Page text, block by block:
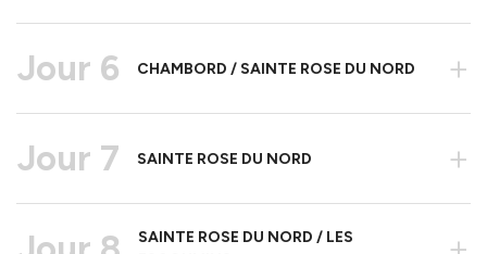
Jour 6 CHAMBORD / SAINTE ROSE DU NORD +
Jour 7 SAINTE ROSE DU NORD +
SAINTE ROSE DU NORD / LES